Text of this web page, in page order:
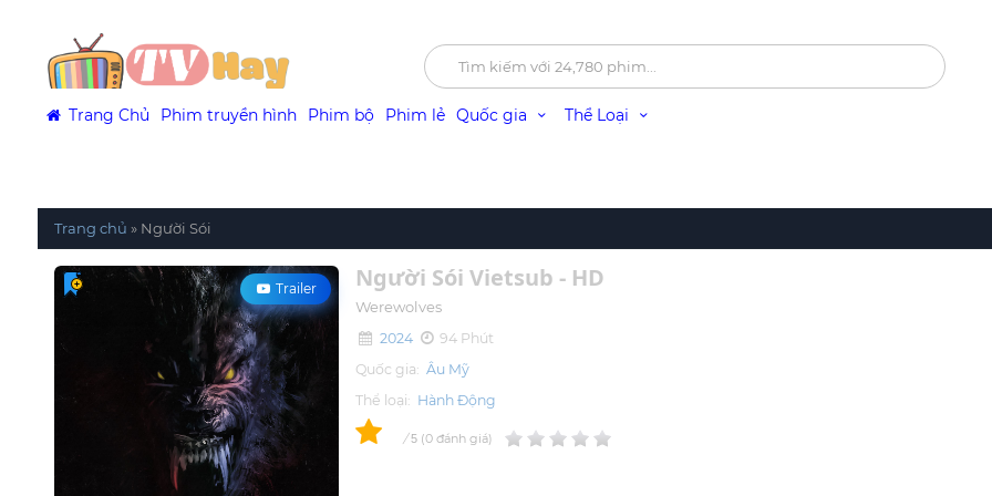
Trang Chủ Phim truyền hình Phim bộ Phim lẻ Quốc gia Thể Loại
Trang chủ » Người Sói
Trailer Người Sói Vietsub - HD
Werewolves
2024
94 Phút
Quốc gia: Âu Mỹ
Thể loại: Hành Động
/ 5 0 đánh giá